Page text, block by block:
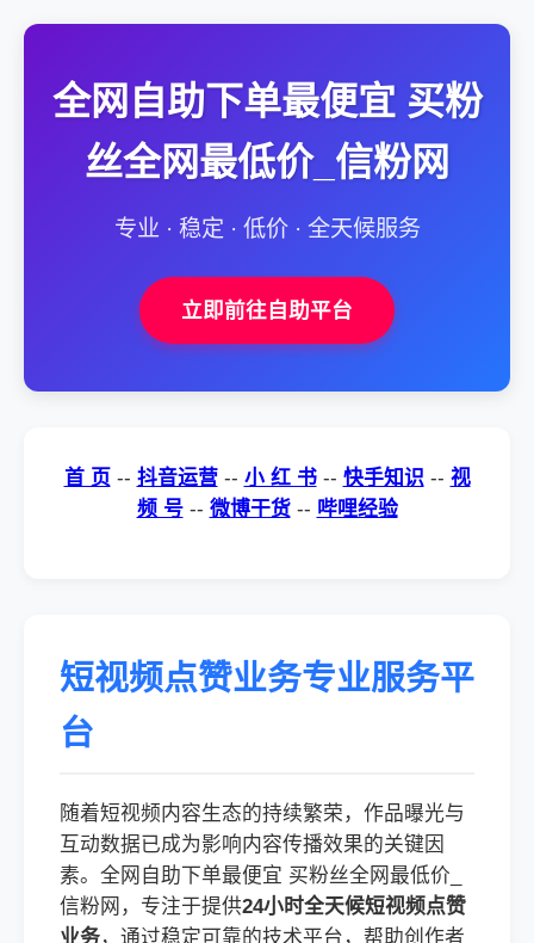
全网自助下单最便宜 买粉
丝全网最低价_信粉网
专业 · 稳定 · 低价 · 全天候服务
立即前往自助平台
首 页 -- 抖音运营-- 小 红 书-- 快手知识 -- 视
频 号-- 微博干货-- 哔哩经验
短视频点赞业务专业服务平
台
随着短视频内容生态的持续繁荣，作品曝光与
互动数据已成为影响内容传播效果的关键因
素。全网自助下单最便宜 买粉丝全网最低价_
信粉网，专注于提供24小时全天候短视频点赞
业务，通过稳定可靠的技术平台，帮助创作者